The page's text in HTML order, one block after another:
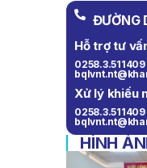
ĐƯỜNG
Hỗ trợ tư
Xử lý khiếu
HÌNH